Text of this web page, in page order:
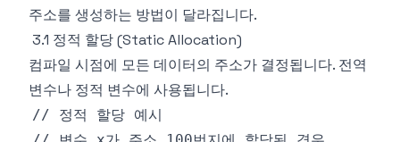
주소를 생성하는 방법이 달라집니다.
3.1 정적 할당 (Static Allocation)
컴파일 시점에 모든 데이터의 주소가 결정됩니다. 전역
변수나 정적 변수에 사용됩니다.